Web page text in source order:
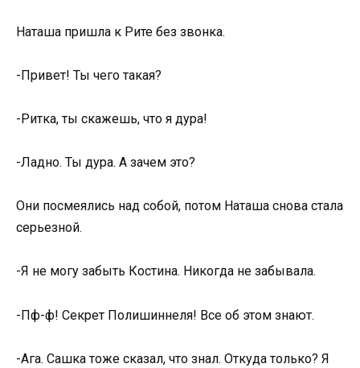
Наташа пришла к Рите без звонка.
-Привет! Ты чего такая?
-Ритка, ты скажешь, что я дура!
-Ладно. Ты дура. А зачем это?
Они посмеялись над собой, потом Наташа снова стала
серьезной.
-Я не могу забыть Костина. Никогда не забывала.
-Пф-ф! Секрет Полишиннеля! Все об этом знают.
-Ага. Сашка тоже сказал, что знал. Откуда только? Я